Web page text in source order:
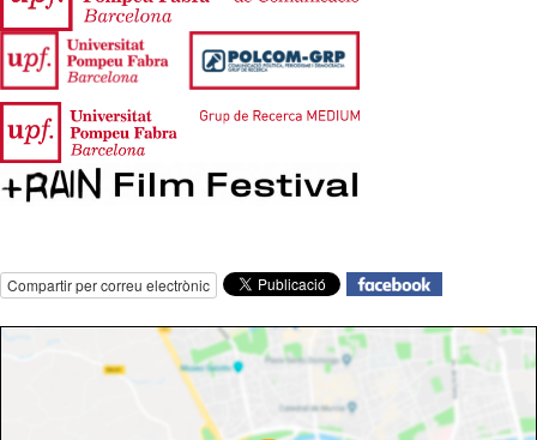
Compartir per correu electrònic